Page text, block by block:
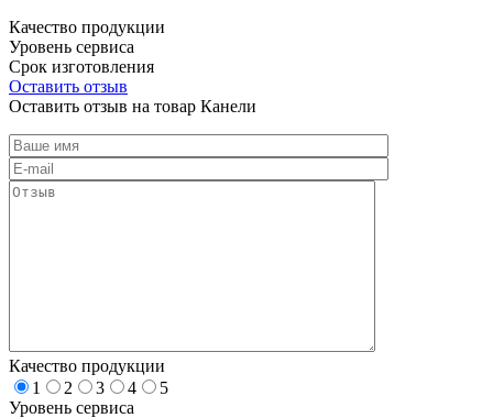
Качество продукции
Уровень сервиса
Срок изготовления
Оставить отзыв
Оставить отзыв на товар Канели
Качество продукции
1
2 3 4
5
Уровень сервиса